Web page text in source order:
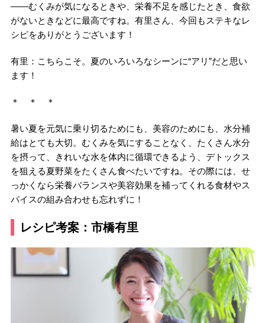
――むくみが気になるときや、栄養不足を感じたとき、食欲
がないときなどに最高ですね。有里さん、今回もステキなレ
シピをありがとうございます！
有里：こちらこそ。夏のいろいろなシーンに“アリ”だと思い
ます！
＊ ＊ ＊
暑い夏を元気に乗り切るためにも、美容のためにも、水分補
給はとても大切。むくみを気にすることなく、たくさん水分
を摂って、きれいな水を体内に循環できるよう、デトックス
を狙える夏野菜をたくさん食べたいですね。その際には、せ
っかくなら栄養バランスや美容効果を補ってくれる食材やス
パイスの組み合わせも忘れずに！
レシピ考案：市橋有里